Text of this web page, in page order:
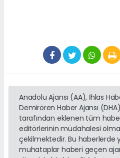
Anadolu Ajansı (AA), İhlas
Demirören Haber Ajansı
tarafından eklenen tüm
editörlerinin müdahalesi
çekilmektedir. Bu haberlerde
muhataplar haberi geçen